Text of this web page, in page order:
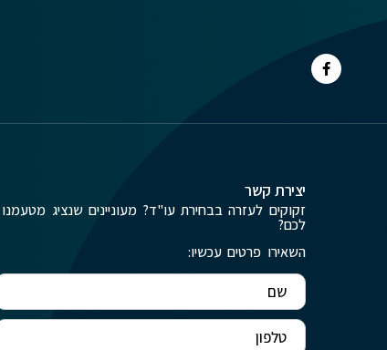
יצירת קשר
זקוקים לעזרה בבחירת עו"ד? מעוניינים שנציג מטעמנו
לכם?
השאירו פרטים עכשיו: